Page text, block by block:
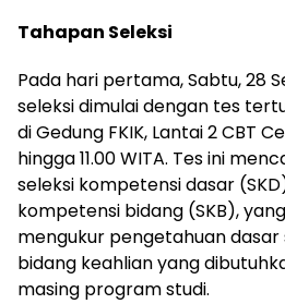
Tahapan Seleksi
Pada hari pertama, Sabtu, 28
seleksi dimulai dengan tes
di Gedung FKIK, Lantai 2 CBT
hingga 11.00 WITA. Tes ini
seleksi kompetensi dasar
kompetensi bidang (SKB),
mengukur pengetahuan
bidang keahlian yang
masing program studi.